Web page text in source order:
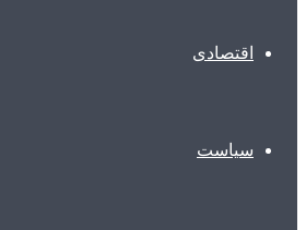
اقتصادی
سیاست